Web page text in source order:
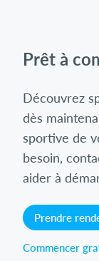
Prêt à
Découvrez
dès
sportive de
besoin,
aider à
Prendre
Commencer